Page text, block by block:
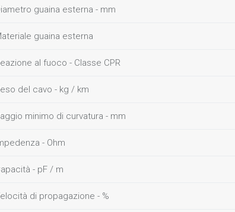
guaina esterna - mm
guaina esterna
al fuoco - Classe CPR
del cavo - kg / km
minimo di curvatura - mm
- Ohm
- pF / m
di propagazione - %